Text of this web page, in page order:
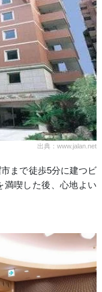
出典：www.jalan.net
まで徒歩5分に建つビ
満喫した後、心地よい